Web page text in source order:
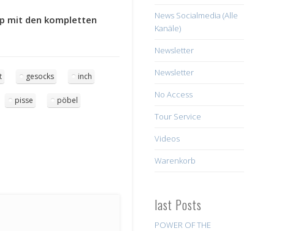
mit den kompletten
gesocks inch
pisse pöbel
News Socialmedia (Alle
Kanäle)
Newsletter
Newsletter
No Access
Tour Service
Videos
Warenkorb
last Posts
POWER OF THE